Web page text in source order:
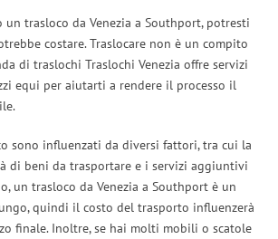
un trasloco da Venezia a Southport, potresti
costare. Traslocare non è un compito
di traslochi Traslochi Venezia offre servizi
equi per aiutarti a rendere il processo il
sono influenzati da diversi fattori, tra cui la
di beni da trasportare e i servizi aggiuntivi
un trasloco da Venezia a Southport è un
quindi il costo del trasporto influenzerà
finale. Inoltre, se hai molti mobili o scatole